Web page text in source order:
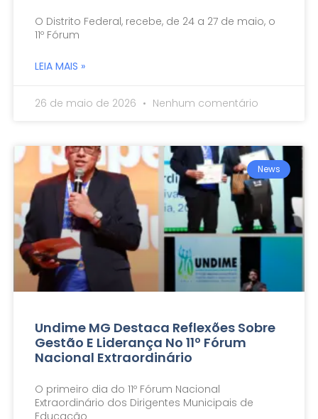
O Distrito Federal, recebe, de 24 a 27 de maio, o
11º Fórum
LEIA MAIS »
26 de maio de 2026 Nenhum comentário
News
Undime MG Destaca Reflexões Sobre
Gestão E Liderança No 11º Fórum
Nacional Extraordinário
O primeiro dia do 11º Fórum Nacional
Extraordinário dos Dirigentes Municipais de